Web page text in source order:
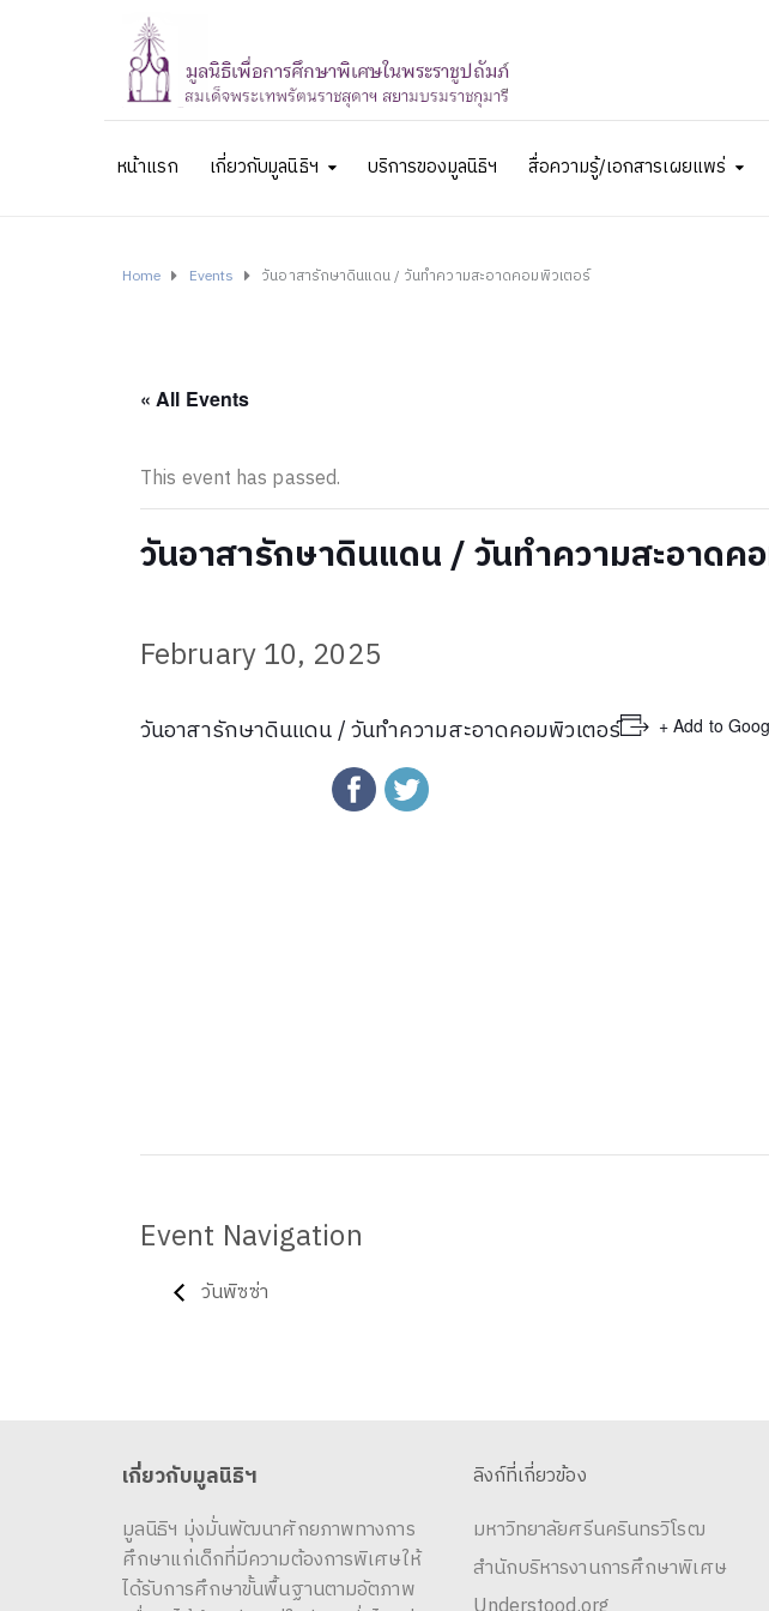
หน้าแรก เกี่ยวกับมูลนิธิฯ บริการของมูลนิธิฯ สื่อความรู้/เอกสารเผยแพร่
Home Events วันอาสารักษาดินแดน / วันทำความสะอาดคอมพิวเตอร์
« All Events
This event has passed.
วันอาสารักษาดินแดน / วันทำความสะอาดค
February 10, 2025
วันอาสารักษาดินแดน / วันทำความสะอาดคอมพิวเตอร์ + Add to
Event Navigation
วันพิซซ่า
เกี่ยวกับมูลนิธิฯ
มูลนิธิฯ มุ่งมั่นพัฒนาศักยภาพทางการ
ศึกษาแก่เด็กที่มีความต้องการพิเศษให้
ได้รับการศึกษาขั้นพื้นฐานตามอัตภาพ
ลิงก์ที่เกี่ยวข้อง
มหาวิทยาลัยศรีนครินทรวิโรฒ
สำนักบริหารงานการศึกษาพิเศษ